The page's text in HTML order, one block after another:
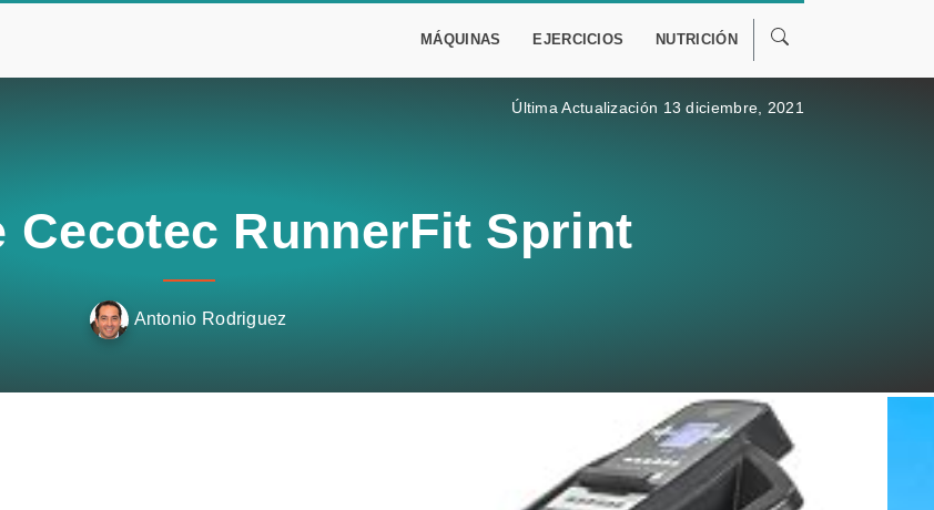
MÁQUINAS EJERCICIOS NUTRICIÓN
Última Actualización 13 diciembre, 2021
Cecotec RunnerFit Sprint
Antonio Rodriguez